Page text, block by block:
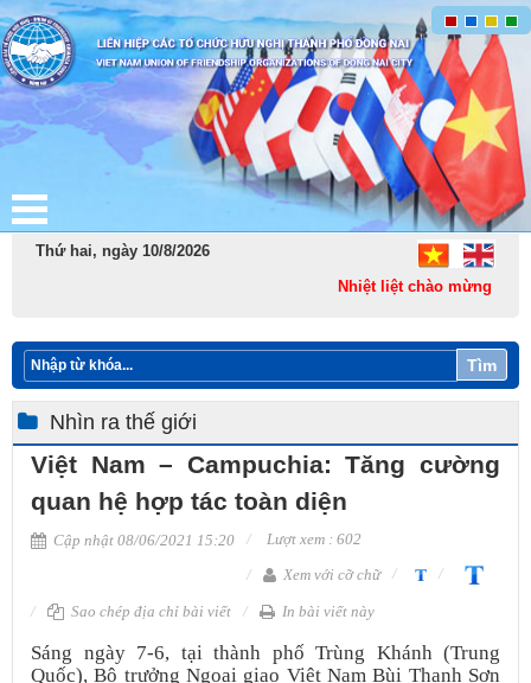
Thứ hai, ngày 10/8/2026
Nhiệt liệt chào mừng
Tìm
Nhìn ra thế giới
Việt Nam – Campuchia: Tăng cường
quan hệ hợp tác toàn diện
Cập nhật 08/06/2021 15:20
Lượt xem : 602
Xem với cỡ chữ
Sao chép địa chỉ bài viết In bài viết này
Sáng ngày 7-6, tại thành phố Trùng Khánh (Trung
Quốc), Bộ trưởng Ngoại giao Việt Nam Bùi Thanh Sơn